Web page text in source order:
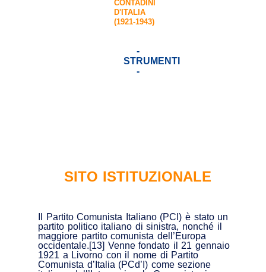
CONTADINI
D'ITALIA
(1921-1943)
-
STRUMENTI
-
SITO ISTITUZIONALE
Il Partito Comunista Italiano (PCI) è stato un
partito politico italiano di sinistra, nonché il
maggiore partito comunista dell’Europa
occidentale.[13] Venne fondato il 21 gennaio
1921 a Livorno con il nome di Partito
Comunista d’Italia (PCd’I) come sezione